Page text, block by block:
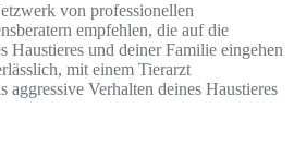
von professionellen
empfehlen, die auf die
Haustieres und deiner Familie eingehen
mit einem Tierarzt
aggressive Verhalten deines Haustieres